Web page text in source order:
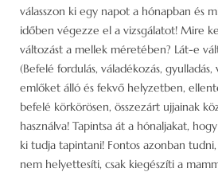
válasszon ki egy napot a hónapban és
időben végezze el a vizsgálatot! Mire
változást a mellek méretében? Lát-e
(Befelé fordulás, váladékozás, gyulladás,
emlőket álló és fekvő helyzetben,
befelé körkörösen, összezárt ujjainak
használva! Tapintsa át a hónaljakat,
ki tudja tapintani! Fontos azonban
nem helyettesíti, csak kiegészíti a